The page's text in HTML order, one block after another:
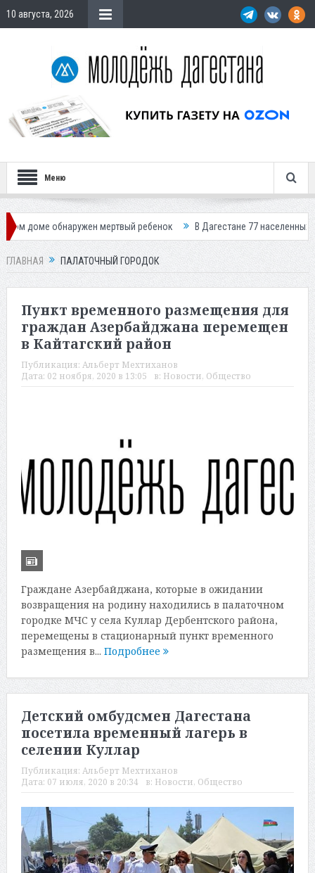
10 августа, 2026
Меню
мертвый ребенок В Дагестане 77 населенных пунктов
ГЛАВНАЯ ПАЛАТОЧНЫЙ ГОРОДОК
Пункт временного размещения для
граждан Азербайджана перемещен
в Кайтагский район
Публикация: Альберт Мехтиханов
Дата: 02 ноября, 2020 в 13:05 в: Новости, Общество
Граждане Азербайджана, которые в ожидании
возвращения на родину находились в палаточном
городке МЧС у села Куллар Дербентского района,
перемещены в стационарный пункт временного
размещения в... Подробнее
Детский омбудсмен Дагестана
посетила временный лагерь в
селении Куллар
Публикация: Альберт Мехтиханов
Дата: 07 июля, 2020 в 20:34 в: Новости, Общество